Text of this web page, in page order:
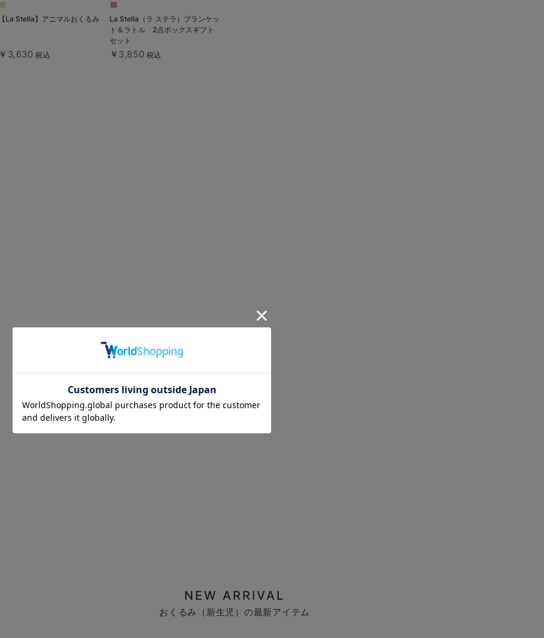
【La Stella】アニマルおくるみ
￥3,630 税込
La Stella（ラ ステラ）ブランケッ
ト＆ラトル 2点ボックスギフト
セット
￥3,850 税込
NEW ARRIVAL
おくるみ（新生児）の最新アイテム
お気に入り商品を確認する